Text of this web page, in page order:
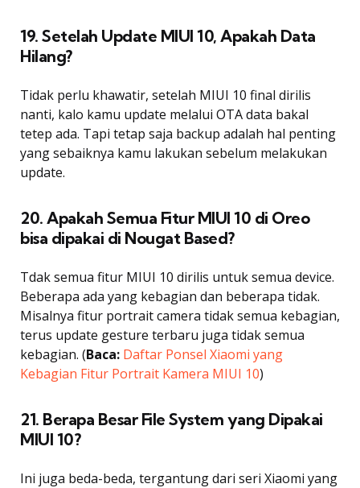
19. Setelah Update MIUI 10, Apakah Data
Hilang?
Tidak perlu khawatir, setelah MIUI 10 final dirilis
nanti, kalo kamu update melalui OTA data bakal
tetep ada. Tapi tetap saja backup adalah hal penting
yang sebaiknya kamu lakukan sebelum melakukan
update.
20. Apakah Semua Fitur MIUI 10 di Oreo
bisa dipakai di Nougat Based?
Tdak semua fitur MIUI 10 dirilis untuk semua device.
Beberapa ada yang kebagian dan beberapa tidak.
Misalnya fitur portrait camera tidak semua kebagian,
terus update gesture terbaru juga tidak semua
kebagian. (Baca: Daftar Ponsel Xiaomi yang
Kebagian Fitur Portrait Kamera MIUI 10)
21. Berapa Besar File System yang Dipakai
MIUI 10?
Ini juga beda-beda, tergantung dari seri Xiaomi yang